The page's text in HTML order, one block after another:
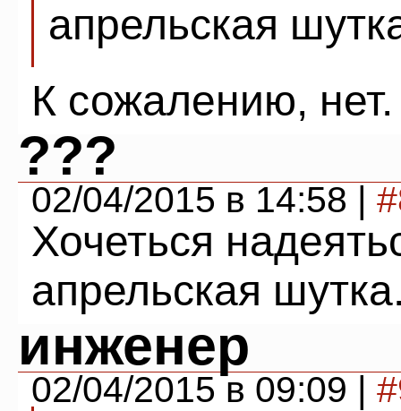
апрельская
К сожалению, нет.
???
02/04/2015 в 14:58 |
Хочеться
апрельская
инженер
02/04/2015 в 09:09 |